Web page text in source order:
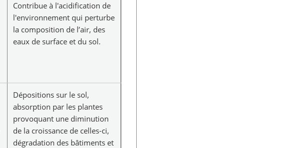
Contribue à l'acidification de
l'environnement qui perturbe
la composition de l’air, des
eaux de surface et du sol.
Dépositions sur le sol,
absorption par les plantes
provoquant une diminution
de la croissance de celles-ci,
dégradation des bâtiments et